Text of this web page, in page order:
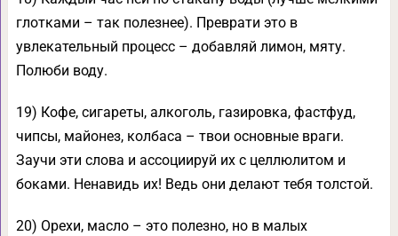
глотками – так полезнее). Преврати это в
увлекательный процесс – добавляй лимон, мяту.
Полюби воду.
19) Кофе, сигареты, алкоголь, газировка, фастфуд,
чипсы, майонез, колбаса – твои основные враги.
Заучи эти слова и ассоциируй их с целлюлитом и
боками. Ненавидь их! Ведь они делают тебя толстой.
20) Орехи, масло – это полезно, но в малых